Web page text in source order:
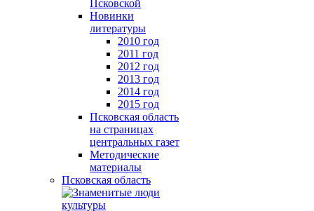
Псковской
Новинки
литературы
2010 год
2011 год
2012 год
2013 год
2014 год
2015 год
Псковская область
на страницах
центральных газет
Методические
материалы
Псковская область